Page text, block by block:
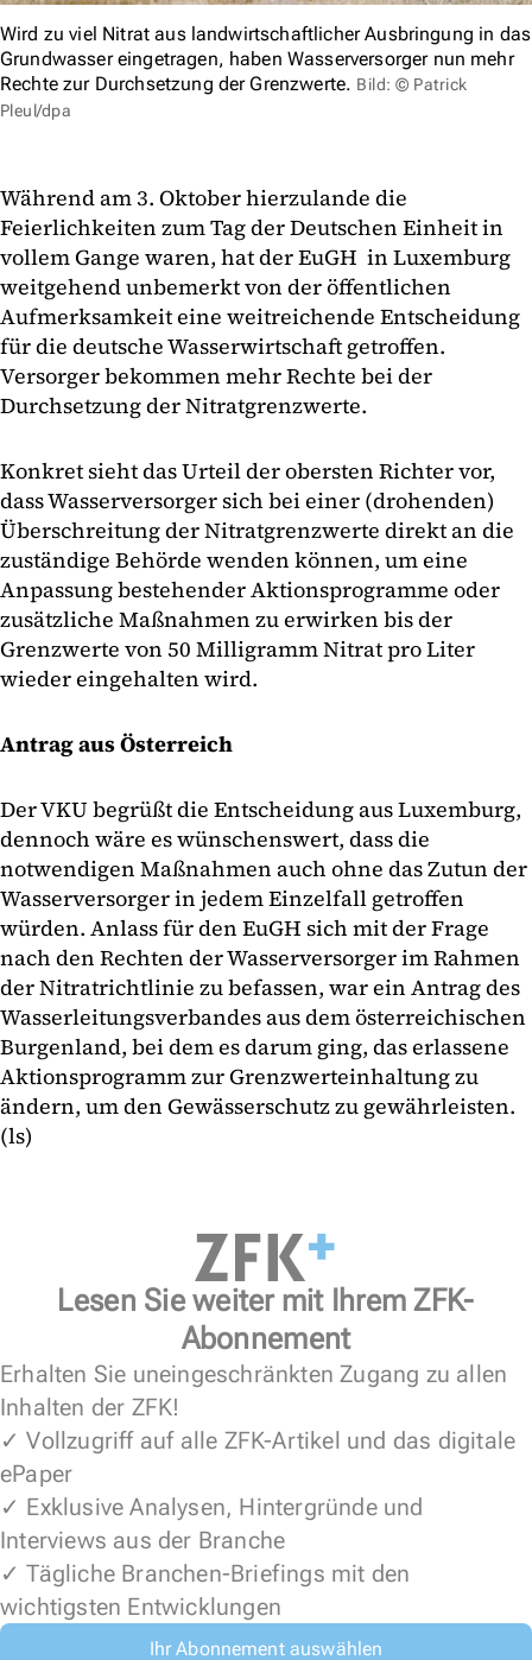
Wird zu viel Nitrat aus landwirtschaftlicher Ausbringung in das
Grundwasser eingetragen, haben Wasserversorger nun mehr
Rechte zur Durchsetzung der Grenzwerte. Bild: © Patrick
Pleul/dpa
Während am 3. Oktober hierzulande die
Feierlichkeiten zum Tag der Deutschen Einheit in
vollem Gange waren, hat der EuGH in Luxemburg
weitgehend unbemerkt von der öffentlichen
Aufmerksamkeit eine weitreichende Entscheidung
für die deutsche Wasserwirtschaft getroffen.
Versorger bekommen mehr Rechte bei der
Durchsetzung der Nitratgrenzwerte.
Konkret sieht das Urteil der obersten Richter vor,
dass Wasserversorger sich bei einer (drohenden)
Überschreitung der Nitratgrenzwerte direkt an die
zuständige Behörde wenden können, um eine
Anpassung bestehender Aktionsprogramme oder
zusätzliche Maßnahmen zu erwirken bis der
Grenzwerte von 50 Milligramm Nitrat pro Liter
wieder eingehalten wird.
Antrag aus Österreich
Der VKU begrüßt die Entscheidung aus Luxemburg,
dennoch wäre es wünschenswert, dass die
notwendigen Maßnahmen auch ohne das Zutun der
Wasserversorger in jedem Einzelfall getroffen
würden. Anlass für den EuGH sich mit der Frage
nach den Rechten der Wasserversorger im Rahmen
der Nitratrichtlinie zu befassen, war ein Antrag des
Wasserleitungsverbandes aus dem österreichischen
Burgenland, bei dem es darum ging, das erlassene
Aktionsprogramm zur Grenzwerteinhaltung zu
ändern, um den Gewässerschutz zu gewährleisten.
(ls)
Lesen Sie weiter mit Ihrem ZFK-
Abonnement
Erhalten Sie uneingeschränkten Zugang zu allen
Inhalten der ZFK!
✓ Vollzugriff auf alle ZFK-Artikel und das digitale
ePaper
✓ Exklusive Analysen, Hintergründe und
Interviews aus der Branche
✓ Tägliche Branchen-Briefings mit den
wichtigsten Entwicklungen
Ihr Abonnement auswählen